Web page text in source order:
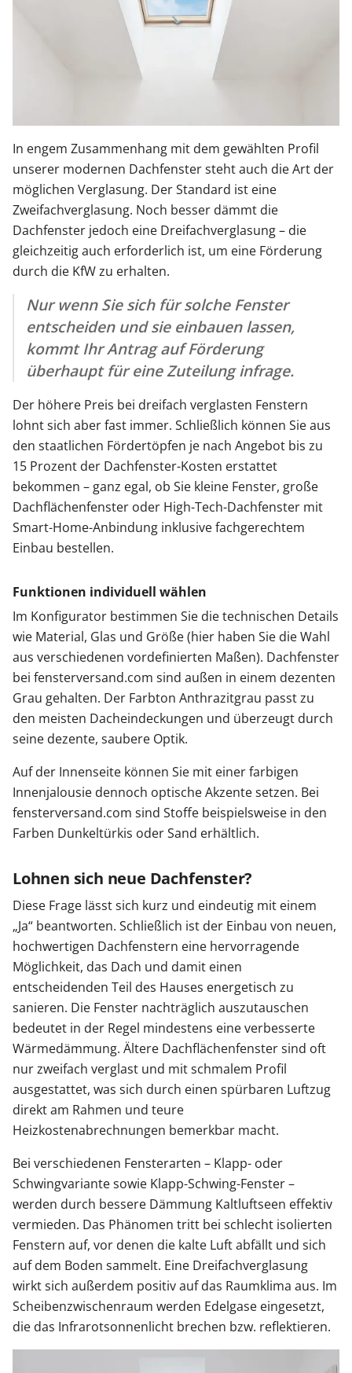
In engem Zusammenhang mit dem gewählten Profil
unserer modernen Dachfenster steht auch die Art der
möglichen Verglasung. Der Standard ist eine
Zweifachverglasung. Noch besser dämmt die
Dachfenster jedoch eine Dreifachverglasung – die
gleichzeitig auch erforderlich ist, um eine Förderung
durch die KfW zu erhalten.
Nur wenn Sie sich für solche Fenster
entscheiden und sie einbauen lassen,
kommt Ihr Antrag auf Förderung
überhaupt für eine Zuteilung infrage.
Der höhere Preis bei dreifach verglasten Fenstern
lohnt sich aber fast immer. Schließlich können Sie aus
den staatlichen Fördertöpfen je nach Angebot bis zu
15 Prozent der Dachfenster-Kosten erstattet
bekommen – ganz egal, ob Sie kleine Fenster, große
Dachflächenfenster oder High-Tech-Dachfenster mit
Smart-Home-Anbindung inklusive fachgerechtem
Einbau bestellen.
Funktionen individuell wählen
Im Konfigurator bestimmen Sie die technischen Details
wie Material, Glas und Größe (hier haben Sie die Wahl
aus verschiedenen vordefinierten Maßen). Dachfenster
bei fensterversand.com sind außen in einem dezenten
Grau gehalten. Der Farbton Anthrazitgrau passt zu
den meisten Dacheindeckungen und überzeugt durch
seine dezente, saubere Optik.
Auf der Innenseite können Sie mit einer farbigen
Innenjalousie dennoch optische Akzente setzen. Bei
fensterversand.com sind Stoffe beispielsweise in den
Farben Dunkeltürkis oder Sand erhältlich.
Lohnen sich neue Dachfenster?
Diese Frage lässt sich kurz und eindeutig mit einem
„Ja“ beantworten. Schließlich ist der Einbau von neuen,
hochwertigen Dachfenstern eine hervorragende
Möglichkeit, das Dach und damit einen
entscheidenden Teil des Hauses energetisch zu
sanieren. Die Fenster nachträglich auszutauschen
bedeutet in der Regel mindestens eine verbesserte
Wärmedämmung. Ältere Dachflächenfenster sind oft
nur zweifach verglast und mit schmalem Profil
ausgestattet, was sich durch einen spürbaren Luftzug
direkt am Rahmen und teure
Heizkostenabrechnungen bemerkbar macht.
Bei verschiedenen Fensterarten – Klapp- oder
Schwingvariante sowie Klapp-Schwing-Fenster –
werden durch bessere Dämmung Kaltluftseen effektiv
vermieden. Das Phänomen tritt bei schlecht isolierten
Fenstern auf, vor denen die kalte Luft abfällt und sich
auf dem Boden sammelt. Eine Dreifachverglasung
wirkt sich außerdem positiv auf das Raumklima aus. Im
Scheibenzwischenraum werden Edelgase eingesetzt,
die das Infrarotsonnenlicht brechen bzw. reflektieren.